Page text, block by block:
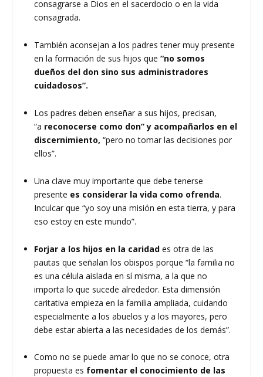
consagrarse a Dios en el sacerdocio o en la vida
consagrada.
También aconsejan a los padres tener muy presente
en la formación de sus hijos que“no somos
dueños del don sino sus administradores
cuidadosos”.
Los padres deben enseñar a sus hijos, precisan,
“a reconocerse como don” y acompañarlos en el
discernimiento,“pero no tomar las decisiones por
ellos”.
Una clave muy importante que debe tenerse
presente es considerar la vida como ofrenda.
Inculcar que “yo soy una misión en esta tierra, y para
eso estoy en este mundo”.
Forjar a los hijos en la caridad es otra de las
pautas que señalan los obispos porque “la familia no
es una célula aislada en sí misma, a la que no
importa lo que sucede alrededor. Esta dimensión
caritativa empieza en la familia ampliada, cuidando
especialmente a los abuelos y a los mayores, pero
debe estar abierta a las necesidades de los demás”.
Como no se puede amar lo que no se conoce, otra
propuesta es fomentar el conocimiento de las